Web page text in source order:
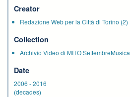
Creator
Redazione Web per la Città di Torino (2)
Collection
Archivio Video di MITO SettembreMusica
Date
2006 -2016
(decades)